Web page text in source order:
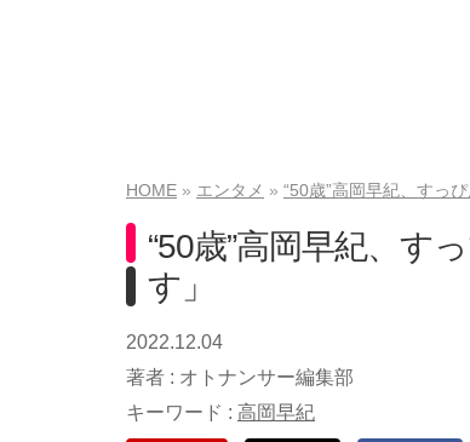
HOME エンタメ “50歳”高岡早紀、すっ
“50歳”高岡早紀、
す」
2022.12.04
著者 : オトナンサー編集部
キーワード : 高岡早紀